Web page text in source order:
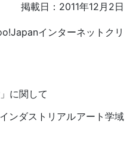
掲載日：2011年12月2日
インターネットクリ
に関して
ンダストリアルアート学域